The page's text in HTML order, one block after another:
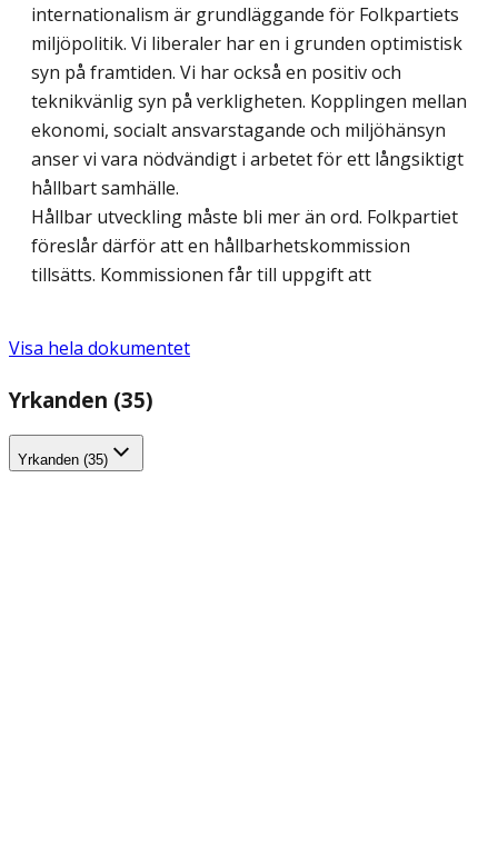
internationalism är grundläggande för Folkpartiets
miljöpolitik. Vi liberaler har en i grunden optimistisk
syn på framtiden. Vi har också en positiv och
teknikvänlig syn på verkligheten. Kopplingen mellan
ekonomi, socialt ansvarstagande och miljöhänsyn
anser vi vara nödvändigt i arbetet för ett långsiktigt
hållbart samhälle.
Hållbar utveckling måste bli mer än ord. Folkpartiet
föreslår därför att en hållbarhetskommission
tillsätts. Kommissionen får till uppgift att
Visa hela dokumentet
Yrkanden (35)
Yrkanden (35)